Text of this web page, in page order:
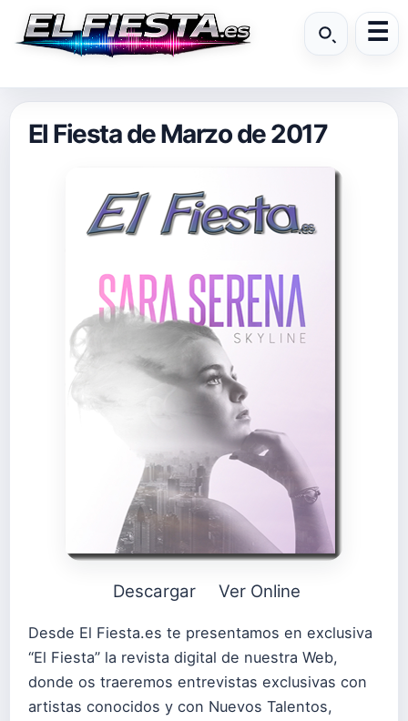
El Fiesta de Marzo de 2017
Descargar Ver Online
Desde El Fiesta.es te presentamos en exclusiva
“El Fiesta” la revista digital de nuestra Web,
donde os traeremos entrevistas exclusivas con
artistas conocidos y con Nuevos Talentos,